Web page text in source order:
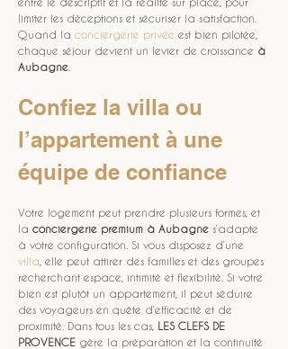
limiter les déceptions et sécuriser la satisfaction.
Quand la conciergerie privée est bien pilotée,
chaque séjour devient un levier de croissance à
Aubagne
Confiez la villa ou
l’appartement à une
équipe de confiance
Votre logement peut prendre plusieurs formes, et
la conciergerie premium à Aubagne s’adapte
à votre configuration. Si vous disposez d’une
villa , elle peut attirer des familles et des groupes
recherchant espace, intimité et flexibilité. Si votre
bien est plutôt un appartement, il peut séduire
des voyageurs en quête d’efficacité et de
proximité. Dans tous les cas, LES CLEFS DE
PROVENCE gère la préparation et la continuité